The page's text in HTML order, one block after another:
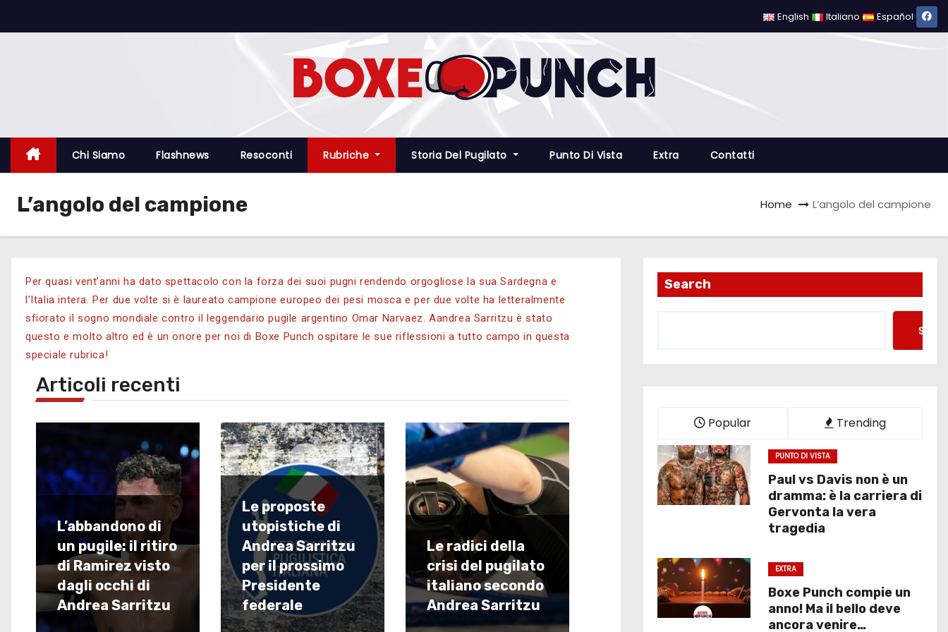
English Italiano Español
Chi Siamo Flashnews Resoconti Rubriche Storia Del Pugilato Punto Di Vista Extra Contatti
L’angolo del campione Home L’angolo del campione
Per quasi vent’anni ha dato spettacolo con la forza dei suoi pugni rendendo orgogliose la sua Sardegna e
l’Italia intera. Per due volte si è laureato campione europeo dei pesi mosca e per due volte ha letteralmente
sfiorato il sogno mondiale contro il leggendario pugile argentino Omar Narvaez. Aandrea Sarritzu è stato
questo e molto altro ed è un onore per noi di Boxe Punch ospitare le sue riflessioni a tutto campo in questa
speciale rubrica!
Articoli recenti
L’abbandono di
un pugile: il ritiro
di Ramirez visto
dagli occhi di
Andrea Sarritzu
Le proposte
utopistiche di
Andrea Sarritzu
per il prossimo
Presidente
federale
Le radici della
crisi del pugilato
italiano secondo
Andrea Sarritzu
Search
Popular Trending
PUNTO DI VISTA
Paul vs Davis non è un
dramma: è la carriera di
Gervonta la vera
tragedia
EXTRA
Boxe Punch compie un
anno! Ma il bello deve
ancora venire…